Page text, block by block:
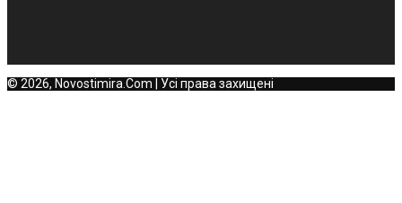
© 2026, Novostimira.Com | Усі права захищені